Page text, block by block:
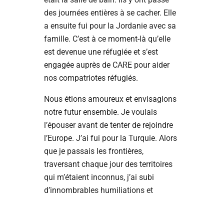
des journées entières à se cacher. Elle
a ensuite fui pour la Jordanie avec sa
famille. C’est à ce moment-là qu’elle
est devenue une réfugiée et s’est
engagée auprès de CARE pour aider
nos compatriotes réfugiés.
Nous étions amoureux et envisagions
notre futur ensemble. Je voulais
l’épouser avant de tenter de rejoindre
l’Europe. J’ai fui pour la Turquie. Alors
que je passais les frontières,
traversant chaque jour des territoires
qui m’étaient inconnus, j’ai subi
d’innombrables humiliations et